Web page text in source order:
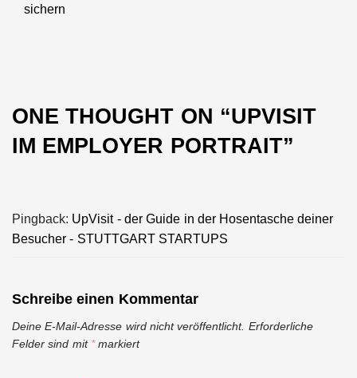
post:
sichern
ONE THOUGHT ON “UPVISIT
IM EMPLOYER PORTRAIT”
Pingback: UpVisit - der Guide in der Hosentasche deiner
Besucher - STUTTGART STARTUPS
Schreibe einen Kommentar
Deine E-Mail-Adresse wird nicht veröffentlicht. Erforderliche
Felder sind mit *markiert